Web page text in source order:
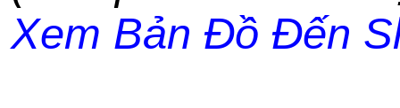
Xem Bản Đồ Đến